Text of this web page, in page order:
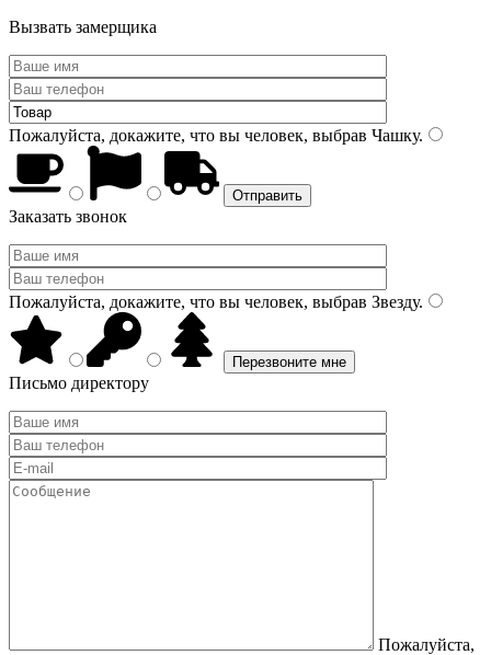
Вызвать замерщика
Пожалуйста, докажите, что вы человек, выбрав Чашку.
Заказать звонок
Пожалуйста, докажите, что вы человек, выбрав Звезду.
Письмо директору
Пожалуйста,